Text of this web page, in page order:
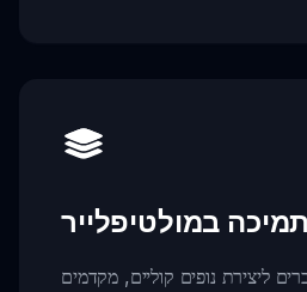
תמיכה במולטיפלייר
ליצירת נופים קוליים, מקדמים